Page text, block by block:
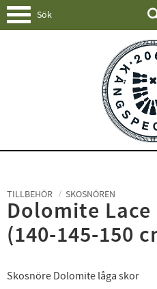
Meny
TILLBEHÖR SKOSNÖREN
Dolomite
(140-145-150
Skosnöre Dolomite låga skor